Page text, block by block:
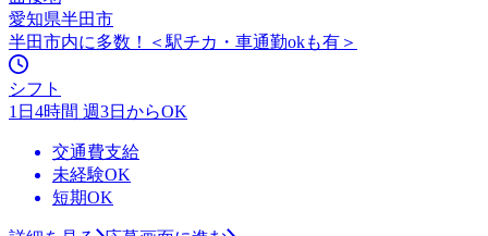
愛知県半田市
半田市内に多数！＜駅チカ・車通勤okも有＞
シフト
1日4時間 週3日からOK
交通費支給
未経験OK
短期OK